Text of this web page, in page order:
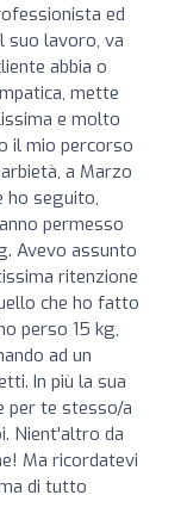
ed
suo lavoro, va
abbia o
mette
e molto
il mio percorso
a Marzo
ho seguito,
permesso
Avevo assunto
ritenzione
che ho fatto
perso 15 kg,
ad un
In più la sua
per te stesso/a
Nient'altro da
Ma ricordatevi
di tutto